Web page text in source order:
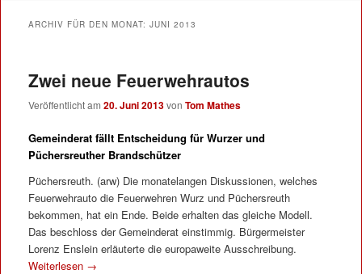
ARCHIV FÜR DEN MONAT: JUNI 2013
Zwei neue Feuerwehrautos
Veröffentlicht am 20. Juni 2013von Tom Mathes
Gemeinderat fällt Entscheidung für Wurzer und
Püchersreuther Brandschützer
Püchersreuth. (arw) Die monatelangen Diskussionen, welches
Feuerwehrauto die Feuerwehren Wurz und Püchersreuth
bekommen, hat ein Ende. Beide erhalten das gleiche Modell.
Das beschloss der Gemeinderat einstimmig. Bürgermeister
Lorenz Enslein erläuterte die europaweite Ausschreibung.
Weiterlesen →